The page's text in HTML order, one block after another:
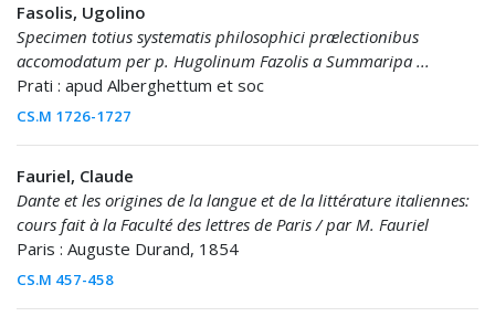
Fasolis, Ugolino
Specimen totius systematis philosophici prælectionibus
accomodatum per p. Hugolinum Fazolis a Summaripa ...
Prati : apud Alberghettum et soc
CS.M 1726-1727
Fauriel, Claude
Dante et les origines de la langue et de la littérature italiennes:
cours fait à la Faculté des lettres de Paris / par M. Fauriel
Paris : Auguste Durand, 1854
CS.M 457-458